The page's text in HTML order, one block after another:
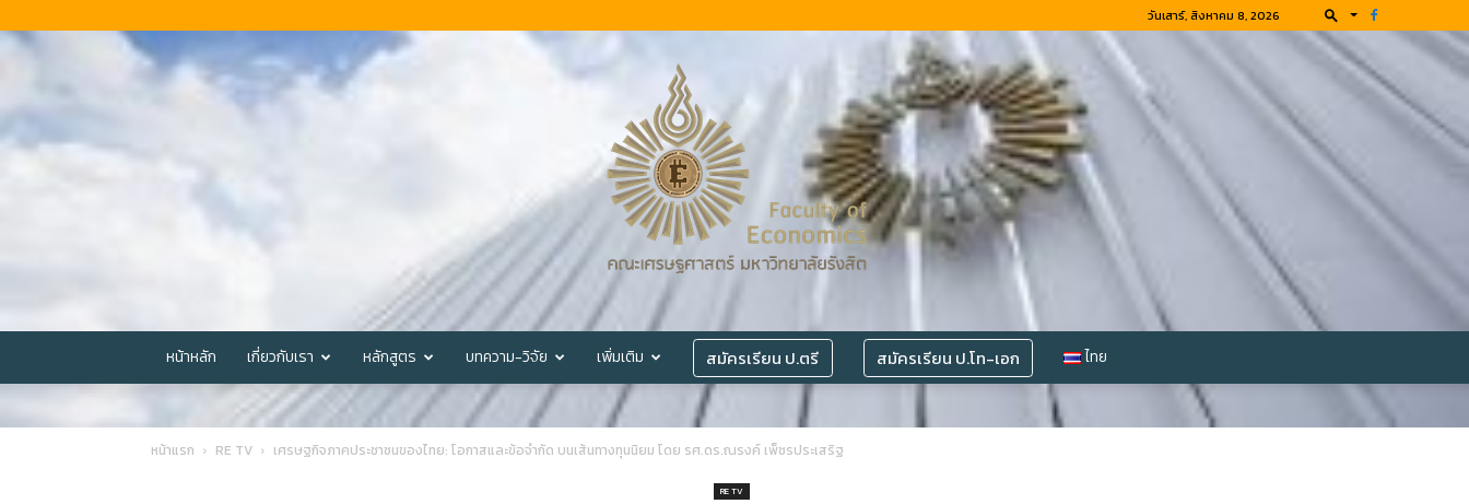
วันเสาร์, สิงหาคม 8, 2026
หน้าหลัก เกี่ยวกับเรา หลักสูตร บทความ-วิจัย เพิ่มเติม สมัครเรียน ป.ตรี สมัครเรียน ป.โท-เอก ไทย
หน้าแรก RE TV เศรษฐกิจภาคประชาชนของไทย: โอกาสและข้อจำกัด บนเส้นทางทุนนิยม โดย รศ.ดร.ณรงค์ เพ็ชรประเสริฐ
RE TV